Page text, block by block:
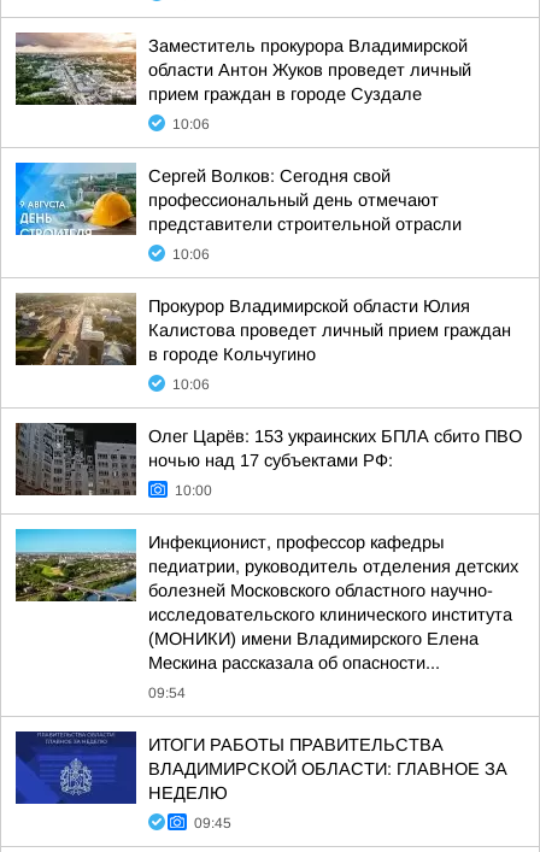
Заместитель прокурора Владимирской
области Антон Жуков проведет личный
прием граждан в городе Суздале
10:06
Сергей Волков: Сегодня свой
профессиональный день отмечают
представители строительной отрасли
10:06
Прокурор Владимирской области Юлия
Калистова проведет личный прием граждан
в городе Кольчугино
10:06
Олег Царёв: 153 украинских БПЛА сбито ПВО
ночью над 17 субъектами РФ:
10:00
Инфекционист, профессор кафедры
педиатрии, руководитель отделения детских
болезней Московского областного научно-
исследовательского клинического института
(МОНИКИ) имени Владимирского Елена
Мескина рассказала об опасности...
09:54
ИТОГИ РАБОТЫ ПРАВИТЕЛЬСТВА
ВЛАДИМИРСКОЙ ОБЛАСТИ: ГЛАВНОЕ ЗА
НЕДЕЛЮ
09:45